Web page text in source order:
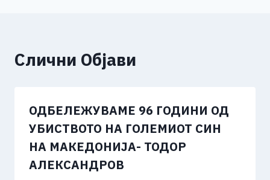
Слични Објави
ОДБЕЛЕЖУВАМЕ 96 ГОДИНИ ОД
УБИСТВОТО НА ГОЛЕМИОТ СИН
НА МАКЕДОНИЈА- ТОДОР
АЛЕКСАНДРОВ